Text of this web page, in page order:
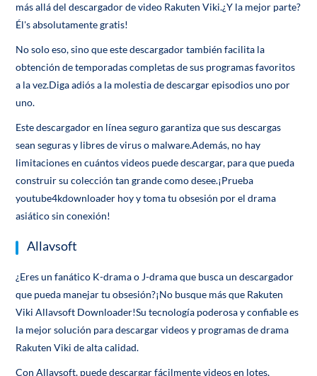
más allá del descargador de video Rakuten Viki.¿Y la mejor parte?
Él's absolutamente gratis!
No solo eso, sino que este descargador también facilita la
obtención de temporadas completas de sus programas favoritos
a la vez.Diga adiós a la molestia de descargar episodios uno por
uno.
Este descargador en línea seguro garantiza que sus descargas
sean seguras y libres de virus o malware.Además, no hay
limitaciones en cuántos videos puede descargar, para que pueda
construir su colección tan grande como desee.¡Prueba
youtube4kdownloader hoy y toma tu obsesión por el drama
asiático sin conexión!
Allavsoft
¿Eres un fanático K-drama o J-drama que busca un descargador
que pueda manejar tu obsesión?¡No busque más que Rakuten
Viki Allavsoft Downloader!Su tecnología poderosa y confiable es
la mejor solución para descargar videos y programas de drama
Rakuten Viki de alta calidad.
Con Allavsoft, puede descargar fácilmente videos en lotes,